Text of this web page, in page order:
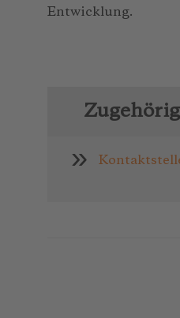
Entwicklung.